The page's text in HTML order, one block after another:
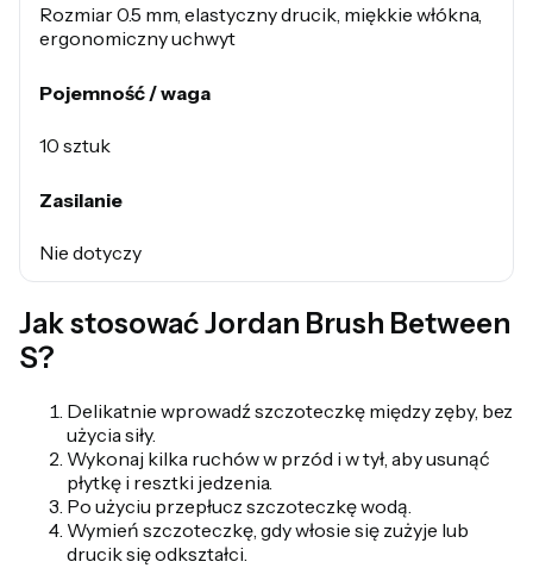
Rozmiar 0.5 mm, elastyczny drucik, miękkie włókna,
ergonomiczny uchwyt
Pojemność / waga
10 sztuk
Zasilanie
Nie dotyczy
Jak stosować Jordan Brush Between
S?
Delikatnie wprowadź szczoteczkę między zęby, bez
użycia siły.
Wykonaj kilka ruchów w przód i w tył, aby usunąć
płytkę i resztki jedzenia.
Po użyciu przepłucz szczoteczkę wodą.
Wymień szczoteczkę, gdy włosie się zużyje lub
drucik się odkształci.